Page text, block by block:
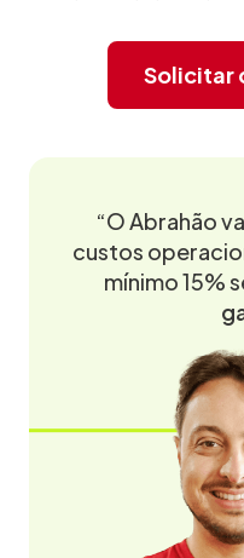
Solicitar
“O Abrahão
custos
mínimo 15%